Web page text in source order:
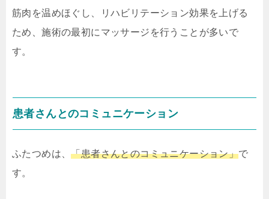
筋肉を温めほぐし、リハビリテーション効果を上げる
ため、施術の最初にマッサージを行うことが多いで
す。
患者さんとのコミュニケーション
ふたつめは、「患者さんとのコミュニケーション」で
す。